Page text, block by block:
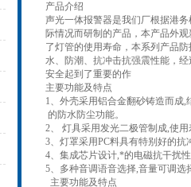
产品介绍
声光一体报警器是我们厂根据港
际情况而研制的产品，本产品外
了灯管的使用寿命，本系列产品
水、防潮、抗冲击抗强震性能，
安全起到了重要的作
主要功能及特点
1、外壳采用铝合金翻砂铸造而成
的防水防尘功能。
2、 灯具采用发光二极管制成,使
3、灯罩采用PC料具有特别好的
4、集成芯片设计,*的电磁抗干扰
5、多种音调语音选择,音量可调选
主要功能及特点